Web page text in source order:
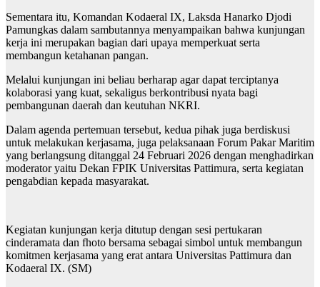
Sementara itu, Komandan Kodaeral IX, Laksda Hanarko Djodi
Pamungkas dalam sambutannya menyampaikan bahwa kunjungan
kerja ini merupakan bagian dari upaya memperkuat serta
membangun ketahanan pangan.
Melalui kunjungan ini beliau berharap agar dapat terciptanya
kolaborasi yang kuat, sekaligus berkontribusi nyata bagi
pembangunan daerah dan keutuhan NKRI.
Dalam agenda pertemuan tersebut, kedua pihak juga berdiskusi
untuk melakukan kerjasama, juga pelaksanaan Forum Pakar Maritim
yang berlangsung ditanggal 24 Februari 2026 dengan menghadirkan
moderator yaitu Dekan FPIK Universitas Pattimura, serta kegiatan
pengabdian kepada masyarakat.
Kegiatan kunjungan kerja ditutup dengan sesi pertukaran
cinderamata dan fhoto bersama sebagai simbol untuk membangun
komitmen kerjasama yang erat antara Universitas Pattimura dan
Kodaeral IX. (SM)